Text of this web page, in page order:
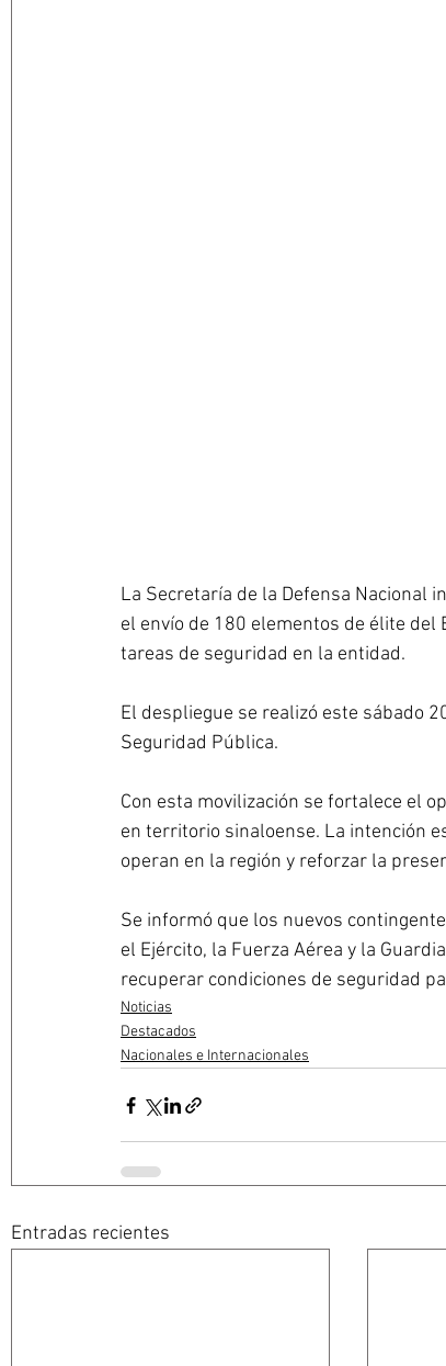
La Secretaría de la Defensa Nacional
el envío de 180 elementos de élite del
tareas de seguridad en la entidad.
El despliegue se realizó este sábado
Seguridad Pública.
Con esta movilización se fortalece el
en territorio sinaloense. La intención
operan en la región y reforzar la
Se informó que los nuevos
el Ejército, la Fuerza Aérea y la
recuperar condiciones de seguridad
Noticias
Destacados
Nacionales e Internacionales
Entradas recientes